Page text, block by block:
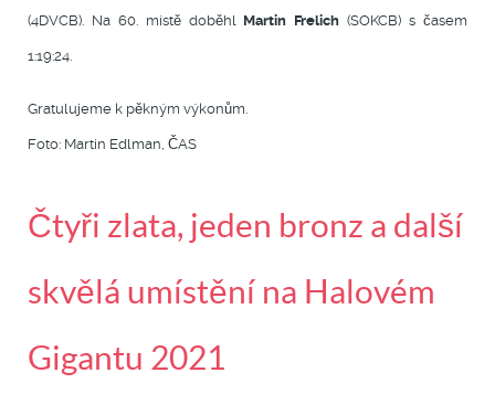
(4DVCB). Na 60. místě doběhl Martin Frelich (SOKCB) s časem
1:19:24.
Gratulujeme k pěkným výkonům.
Foto: Martin Edlman, ČAS
Čtyři zlata, jeden bronz a další
skvělá umístění na Halovém
Gigantu 2021